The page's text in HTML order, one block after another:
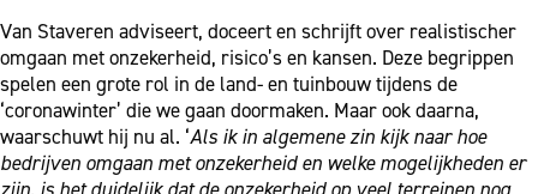
Van Staveren adviseert, doceert en schrijft over realistischer
omgaan met onzekerheid, risico’s en kansen. Deze begrippen
spelen een grote rol in de land- en tuinbouw tijdens de
‘coronawinter’ die we gaan doormaken. Maar ook daarna,
waarschuwt hij nu al. ‘Als ik in algemene zin kijk naar hoe
bedrijven omgaan met onzekerheid en welke mogelijkheden er